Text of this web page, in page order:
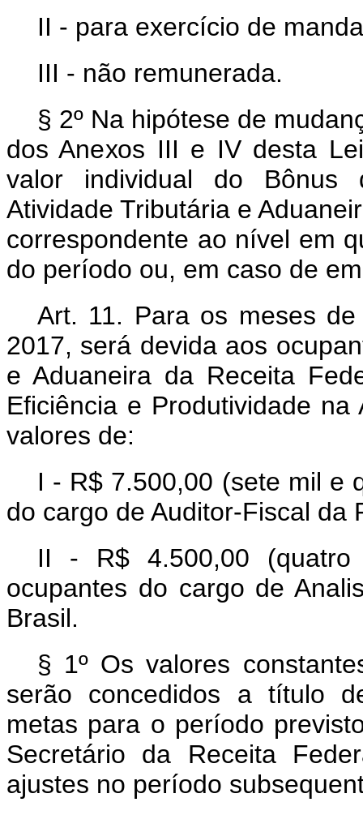
II - para exercício de
III - não remunerada.
§ 2º Na hipótese de
dos Anexos III e IV desta
valor individual do Bônus
Atividade Tributária e
correspondente ao nível em
do período ou, em caso de
Art. 11. Para os meses
2017, será devida aos
e Aduaneira da Receita
Eficiência e Produtividade
valores de:
I - R$ 7.500,00 (sete mil e
do cargo de Auditor-Fiscal da
II - R$ 4.500,00
ocupantes do cargo de
Brasil.
§ 1º Os valores
serão concedidos a título
metas para o período
Secretário da Receita
ajustes no período